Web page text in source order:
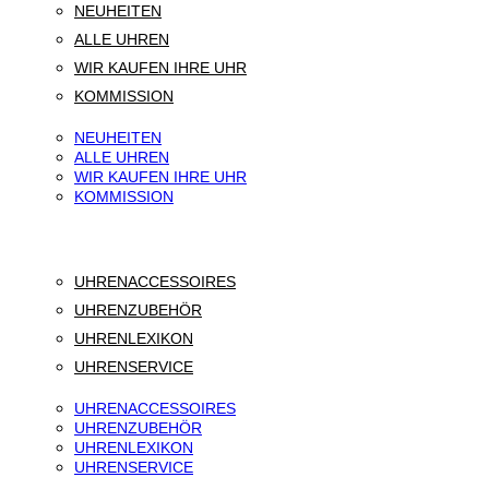
NEUHEITEN
ALLE UHREN
WIR KAUFEN IHRE UHR
KOMMISSION
NEUHEITEN
ALLE UHREN
WIR KAUFEN IHRE UHR
KOMMISSION
UHRENACCESSOIRES
UHRENZUBEHÖR
UHRENLEXIKON
UHRENSERVICE
UHRENACCESSOIRES
UHRENZUBEHÖR
UHRENLEXIKON
UHRENSERVICE